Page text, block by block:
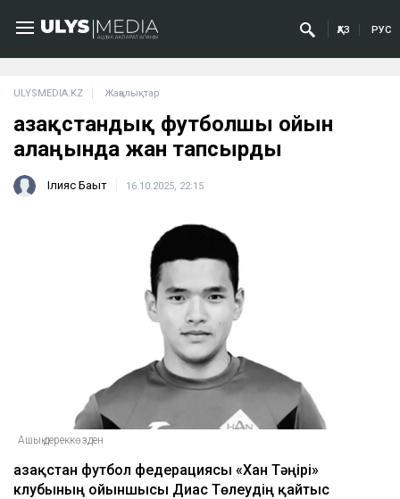
ҚАЗ РУС
ULYSMEDIA.KZ Жаңалықтар
Қазақстандық футболшы ойын
алаңында жан тапсырды
Ілияс Бақыт 16.10.2025, 22:15
Ашық дереккөзден
Қазақстан футбол федерациясы «Хан Тәңірі»
клубының ойыншысы Диас Төлеудің қайтыс